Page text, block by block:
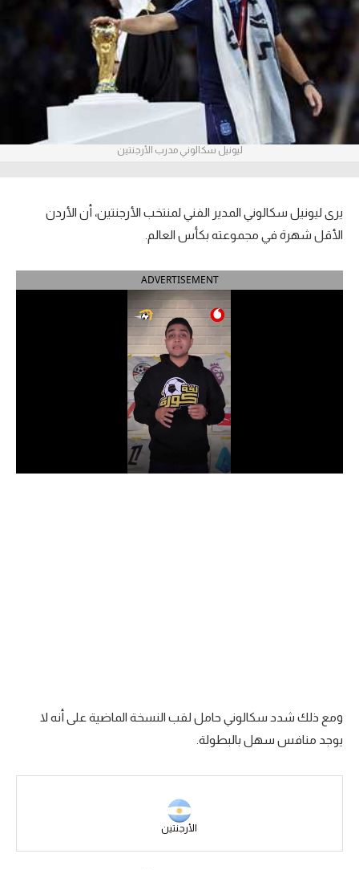
آراء حرة
ركن الألعاب
بطولات
أمريكا 2026
الدوري الإنجليزي الممتاز
الدوري الإسباني
الدوري السعودي للمحترفين
سعودي في الجول
الدوري الإنجليزي
ليونيل سكالوني مدرب الأرجنتين
يرى ليونيل سكالوني المدير الفني لمنتخب الأرجنتين، أن الأردن
الأقل شهرة في مجموعته بكأس العالم.
ADVERTISEMENT
ومع ذلك شدد سكالوني حامل لقب النسخة الماضية على أنه لا
يوجد منافس سهل بالبطولة.
الأرجنتين